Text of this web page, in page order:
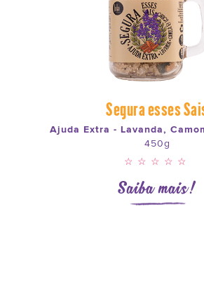
Segura esses
Ajuda Extra - Lavanda,
450g
☆☆☆☆☆
Saiba mais!